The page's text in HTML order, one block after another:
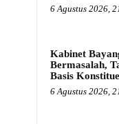
6 Agustus 2026,
Kabinet
Bermasalah,
Basis
6 Agustus 2026,